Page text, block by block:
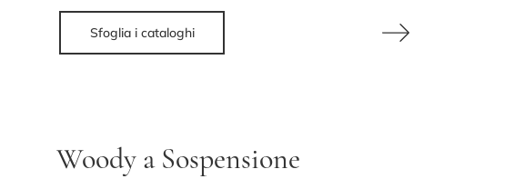
Sfoglia i cataloghi
Woody a Sospensione